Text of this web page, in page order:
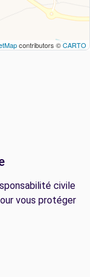
contributors ©CARTO
civile
vous protéger